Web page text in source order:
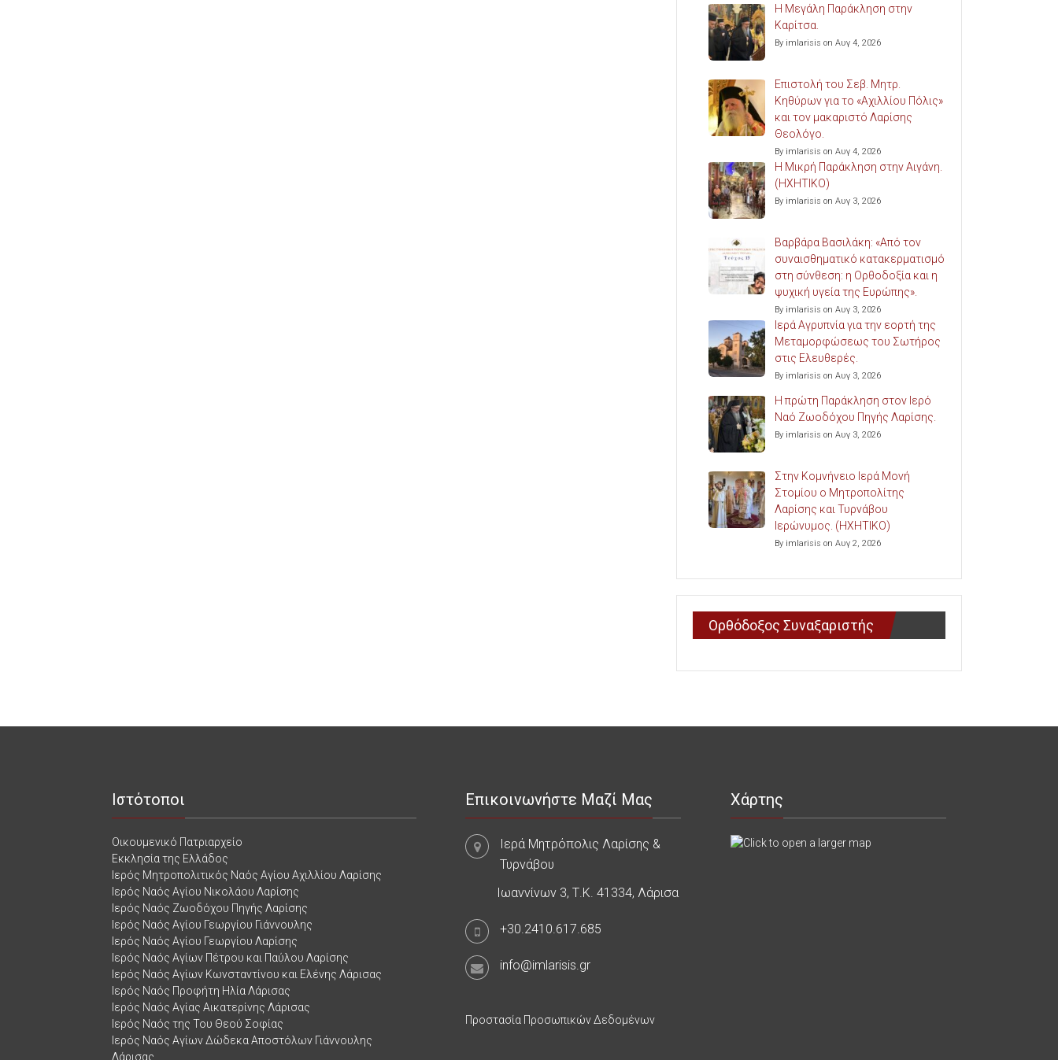
Η Μεγάλη Παράκληση στην
Καρίτσα.
By imlarisis on Αυγ 4, 2026
Επιστολή του Σεβ. Μητρ.
Κηθύρων για το «Αχιλλίου Πόλις»
και τον μακαριστό Λαρίσης
Θεολόγο.
By imlarisis on Αυγ 4, 2026
Η Μικρή Παράκληση στην Αιγάνη.
(ΗΧΗΤΙΚΟ)
By imlarisis on Αυγ 3, 2026
Βαρβάρα Βασιλάκη: «Από τον
συναισθηματικό κατακερματισμό
στη σύνθεση: η Ορθοδοξία και η
ψυχική υγεία της Ευρώπης».
By imlarisis on Αυγ 3, 2026
Ιερά Αγρυπνία για την εορτή της
Μεταμορφώσεως του Σωτήρος
στις Ελευθερές.
By imlarisis on Αυγ 3, 2026
Η πρώτη Παράκληση στον Ιερό
Ναό Ζωοδόχου Πηγής Λαρίσης.
By imlarisis on Αυγ 3, 2026
Στην Κομνήνειο Ιερά Μονή
Στομίου ο Μητροπολίτης
Λαρίσης και Τυρνάβου
Ιερώνυμος. (ΗΧΗΤΙΚΟ)
By imlarisis on Αυγ 2, 2026
Ορθόδοξος Συναξαριστής
Ιστότοποι
Οικουμενικό Πατριαρχείο
Εκκλησία της Ελλάδος
Ιερός Μητροπολιτικός Ναός Αγίου Αχιλλίου Λαρίσης
Ιερός Ναός Αγίου Νικολάου Λαρίσης
Ιερός Ναός Ζωοδόχου Πηγής Λαρίσης
Ιερός Ναός Αγίου Γεωργίου Γιάννουλης
Ιερός Ναός Αγίου Γεωργίου Λαρίσης
Ιερός Ναός Αγίων Πέτρου και Παύλου Λαρίσης
Ιερός Ναός Αγίων Κωνσταντίνου και Ελένης Λάρισας
Ιερός Ναός Προφήτη Ηλία Λάρισας
Ιερός Ναός Αγίας Αικατερίνης Λάρισας
Ιερός Ναός της Του Θεού Σοφίας
Ιερός Ναός Αγίων Δώδεκα Αποστόλων Γιάννουλης
Λάρισας
Επικοινωνήστε Μαζί Μας
Ιερά Μητρόπολις Λαρίσης &
Τυρνάβου
Ιωαννίνων 3, Τ.Κ. 41334, Λάρισα
+30.2410.617.685
info@imlarisis.gr
Προστασία Προσωπικών Δεδομένων
Χάρτης